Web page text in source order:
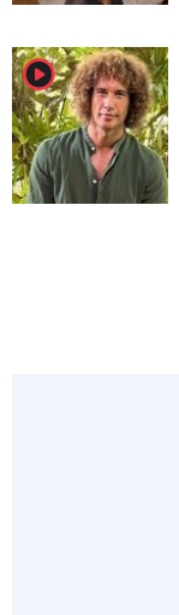
player2